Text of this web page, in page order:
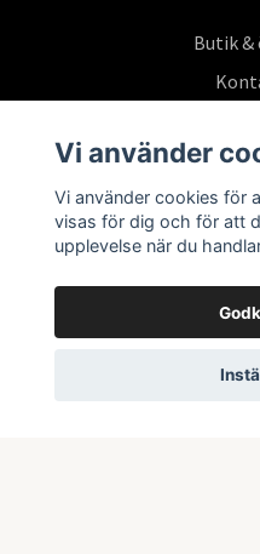
Butik
Prenumerera
Vi använder
Vi använder cookies för
visas för dig och för att
upplevelse när du